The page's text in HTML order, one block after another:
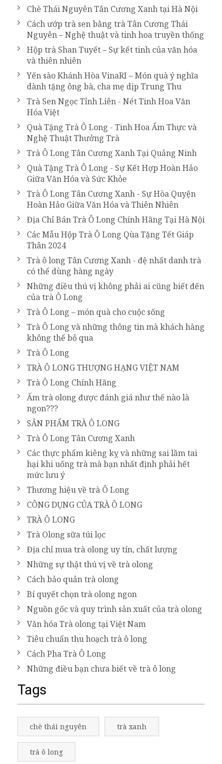
Chè Thái Nguyên Tân Cương Xanh tại Hà Nội
Cách ướp trà sen bằng trà Tân Cương Thái
Nguyên – Nghệ thuật và tinh hoa truyền thống
Hộp trà Shan Tuyết – Sự kết tinh của văn hóa
và thiên nhiên
Yến sào Khánh Hòa VinaRI – Món quà ý nghĩa
dành tặng ông bà, cha mẹ dịp Trung Thu
Trà Sen Ngọc Tỉnh Liên - Nét Tinh Hoa Văn
Hóa Việt
Quà Tặng Trà Ô Long - Tinh Hoa Ẩm Thực và
Nghệ Thuật Thưởng Trà
Trà Ô Long Tân Cương Xanh Tại Quảng Ninh
Quà Tặng Trà Ô Long - Sự Kết Hợp Hoàn Hảo
Giữa Văn Hóa và Sức Khỏe
Trà Ô Long Tân Cương Xanh - Sự Hòa Quyện
Hoàn Hảo Giữa Văn Hóa và Thiên Nhiên
Địa Chỉ Bán Trà Ô Long Chính Hãng Tại Hà Nội
Các Mẫu Hộp Trà Ô Long Qùa Tặng Tết Giáp
Thân 2024
Trà ô long Tân Cương Xanh - đệ nhất danh trà
có thể dùng hàng ngày
Những điều thú vị không phải ai cũng biết đến
của trà Ô Long
Trà Ô Long – món quà cho cuộc sống
Trà Ô Long và những thông tin mà khách hàng
không thể bỏ qua
Trà Ô Long
TRÀ Ô LONG THƯỢNG HẠNG VIỆT NAM
Trà Ô Long Chính Hãng
Ấm trà olong được đánh giá như thế nào là
ngon???
SẢN PHẨM TRÀ Ô LONG
Trà Ô Long Tân Cương Xanh
Các thực phẩm kiêng kỵ và những sai lầm tai
hại khi uống trà mà bạn nhất định phải hết
mức lưu ý
Thương hiệu về trà Ô Long
CÔNG DỤNG CỦA TRÀ Ô LONG
TRÀ Ô LONG
Trà Olong sữa túi lọc
Địa chỉ mua trà olong uy tín, chất lượng
Những sự thật thú vị về trà olong
Cách bảo quản trà olong
Bí quyết chọn trà olong ngon
Nguồn gốc và quy trình sản xuất của trà olong
Văn hóa Trà olong tại Việt Nam
Tiêu chuẩn thu hoạch trà ô long
Cách Pha Trà Ô Long
Những điều bạn chưa biết về trà ô long
Tags
chè thái nguyên trà xanh
trà ô long